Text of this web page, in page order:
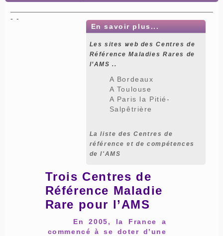
- -
En savoir plus...
Les sites web des Centres de
Référence Maladies Rares de
l’AMS ..
A Bordeaux
A Toulouse
A Paris la Pitié-
Salpêtrière
La liste des Centres de
référence et de compétences
de l'AMS
Trois Centres de
Référence Maladie
Rare pour l’AMS
En 2005, la France a
commencé à se doter d’une